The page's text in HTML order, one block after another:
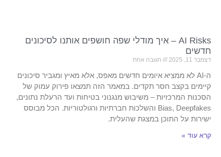
AI Risks – איך מודלי שפה חושפים אותנו לסיכונים
חדשים
דצמבר 11, 2025 תגובה אחת
ה-AI לא ממציא איומים חדשים מאפס, אלא מאיץ ומגביר סיכונים
קיימים בקצב חסר תקדים. במאמר הזה תמצאו פירוק עמוק של
הסכנות המרכזיות – משיבוש מנגנוני בטיחות ועד הרעלת נתונים,
Bias, Deepfakes והשלכות חברתיות ורגולטוריות. הכל מבוסס
ישירות על התוכן במצגת שהעלית.
קרא עוד »